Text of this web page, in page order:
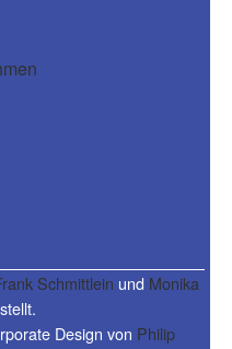
Schmittlein und Monika
Design von Philip